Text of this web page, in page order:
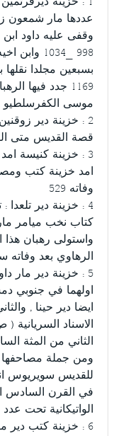
1 : خزينة
وقفى عليه داود
998 _1034
بسبعين مجلدا
1169 جدد فيها
موسى الكفرسلطيو
2 : خزينة دير
قصة القديس متى
3 : خزينة كنيسة
امد خزينة كتب
وفاته 529
واستولى رهبان
الرهاوي بعد وفاته سنة
5 : خزينة دير مار
اولهما في جنوبي
ايضا دير حينا ,
الثاني من المثة
ومن جملة
للقديس سويريوس
في القرن السادس
الواتيكانية تحت عدد 139
6 : خزينة كتب دير